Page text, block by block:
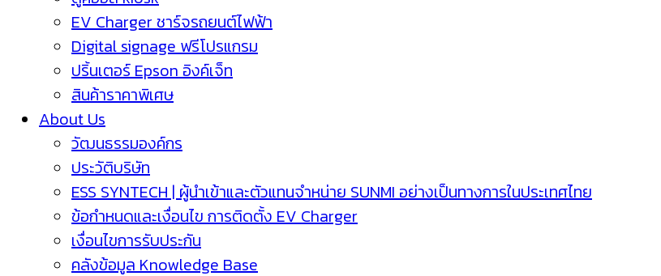
EV Charger ชาร์จรถยนต์ไฟฟ้า
Digital signage ฟรีโปรแกรม
ปริ้นเตอร์ Epson อิงค์เจ็ท
สินค้าราคาพิเศษ
About Us
วัฒนธรรมองค์กร
ประวัติบริษัท
ESS SYNTECH | ผู้นำเข้าและตัวแทนจำหน่าย SUNMI อย่างเป็นทางการในประเทศไทย
ข้อกำหนดและเงื่อนไข การติดตั้ง EV Charger
เงื่อนไขการรับประกัน
คลังข้อมูล Knowledge Base